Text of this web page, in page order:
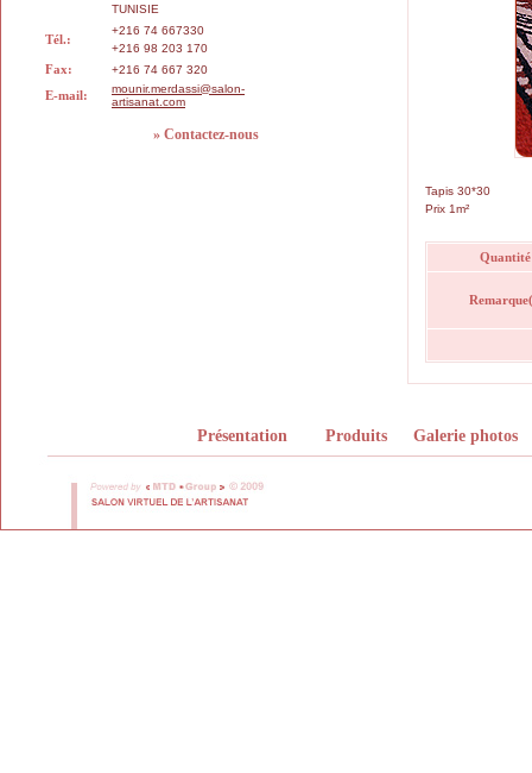
TUNISIE
Tél.:
+216 74 667330
+216 98 203 170
Fax: +216 74 667 320
E-mail:
mounir.merdassi@salon-
artisanat.com
» Contactez-nous
Tapis 30*30
Prix 1m²
Quantité
Présentation Produits Galerie photos